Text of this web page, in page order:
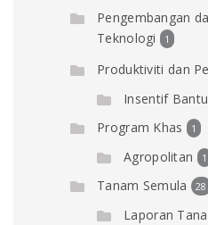
Pengembangan
Teknologi
1
Produktiviti dan
Insentif
Program Khas 1
Agropolitan 1
Tanam Semula 28
Laporan